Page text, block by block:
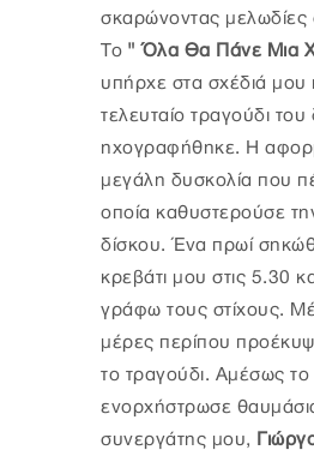
σκαρώνοντας μελωδίες
Το " Όλα Θα Πάνε Μια
υπήρχε στα σχέδιά μου
τελευταίο τραγούδι
ηχογραφήθηκε. Η
μεγάλη δυσκολία που
οποία καθυστερούσε
δίσκου. Ένα πρωί
κρεβάτι μου στις 5.30
γράφω τους στίχους.
μέρες περίπου
το τραγούδι. Αμέσως το
ενορχήστρωσε
συνεργάτης μου,